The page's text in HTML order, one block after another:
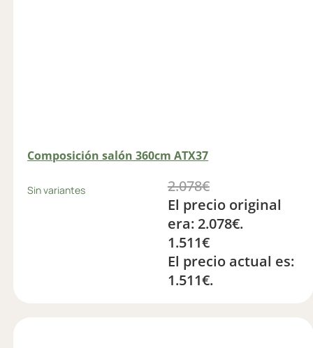
Composición salón 360cm ATX37
Sin variantes 2.078€
El precio original
era: 2.078€.
1.511€
El precio actual es:
1.511€.